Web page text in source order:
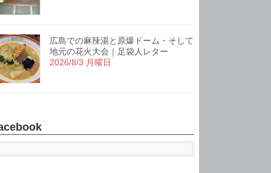
広島での麻辣湯と原爆ドーム・そして
地元の花火大会｜足袋人レター
2026/8/3 月曜日